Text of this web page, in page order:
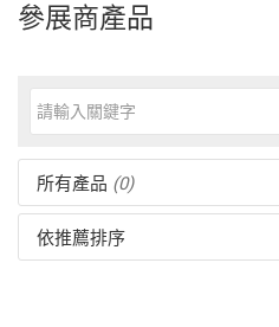
參展商產品
所有產品 (0)
依推薦排序